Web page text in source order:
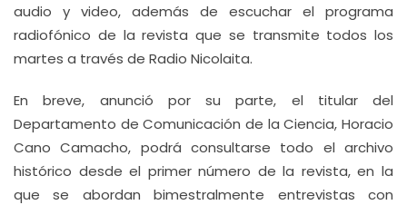
audio y video, además de escuchar el programa
radiofónico de la revista que se transmite todos los
martes a través de Radio Nicolaita.
En breve, anunció por su parte, el titular del
Departamento de Comunicación de la Ciencia, Horacio
Cano Camacho, podrá consultarse todo el archivo
histórico desde el primer número de la revista, en la
que se abordan bimestralmente entrevistas con